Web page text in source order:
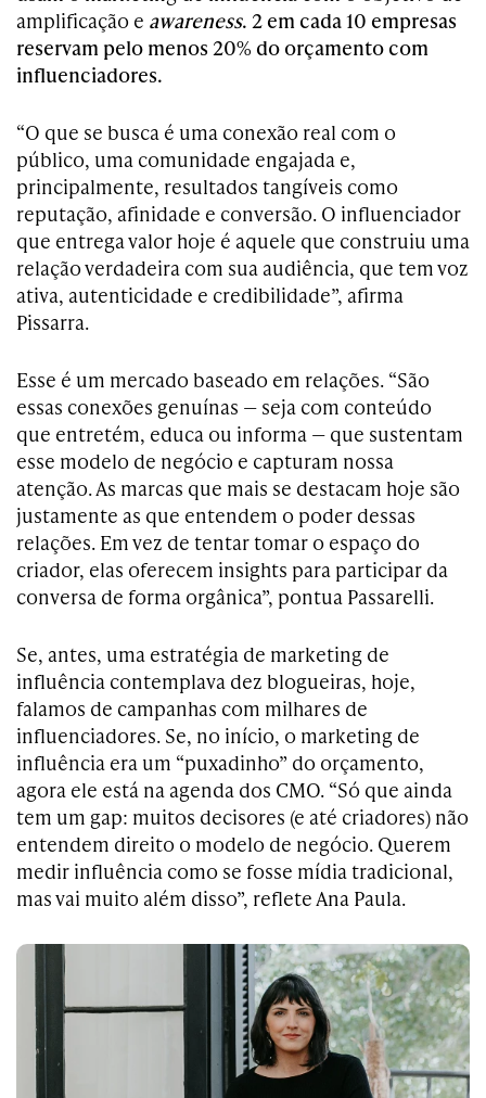
amplificação e awareness. 2 em cada 10 empresas
reservam pelo menos 20% do orçamento com
influenciadores.
“O que se busca é uma conexão real com o
público, uma comunidade engajada e,
principalmente, resultados tangíveis como
reputação, afinidade e conversão. O influenciador
que entrega valor hoje é aquele que construiu uma
relação verdadeira com sua audiência, que tem voz
ativa, autenticidade e credibilidade”, afirma
Pissarra.
Esse é um mercado baseado em relações. “São
essas conexões genuínas — seja com conteúdo
que entretém, educa ou informa — que sustentam
esse modelo de negócio e capturam nossa
atenção. As marcas que mais se destacam hoje são
justamente as que entendem o poder dessas
relações. Em vez de tentar tomar o espaço do
criador, elas oferecem insights para participar da
conversa de forma orgânica”, pontua Passarelli.
Se, antes, uma estratégia de marketing de
influência contemplava dez blogueiras, hoje,
falamos de campanhas com milhares de
influenciadores. Se, no início, o marketing de
influência era um “puxadinho” do orçamento,
agora ele está na agenda dos CMO. “Só que ainda
tem um gap: muitos decisores (e até criadores) não
entendem direito o modelo de negócio. Querem
medir influência como se fosse mídia tradicional,
mas vai muito além disso”, reflete Ana Paula.